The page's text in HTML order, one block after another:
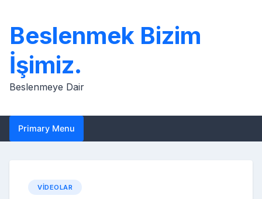
content
Beslenmek Bizim
İşimiz.
Beslenmeye Dair
Primary Menu
VIDEOLAR